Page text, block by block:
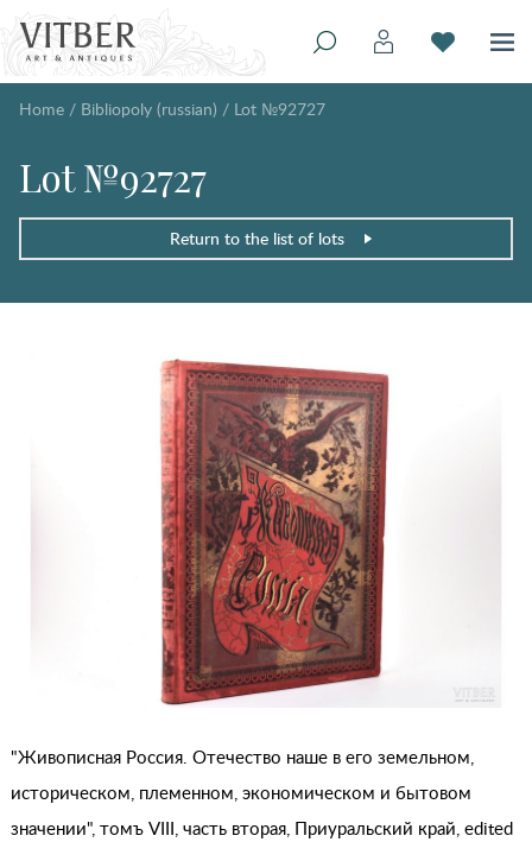
Home / Bibliopoly (russian) / Lot №92727
Lot №92727
Return to the list of lots
"Живописная Россия. Отечество наше в его земельном,
историческом, племенном, экономическом и бытовом
значении", томъ VIII, часть вторая, Приуральский край, edited